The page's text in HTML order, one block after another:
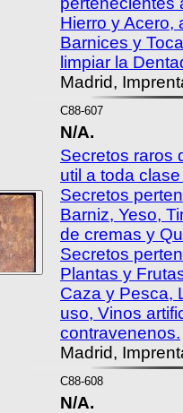
Hierro y Acero,
Barnices y
limpiar la
Madrid,
C88-607
N/A.
Secretos raros
util a toda
Secretos
Barniz, Yeso,
de cremas y
Secretos
Plantas y
Caza y Pesca,
uso, Vinos
contravenenos.
Madrid,
C88-608
N/A.